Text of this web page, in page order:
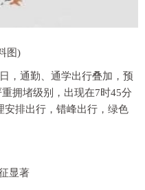
图)
，通勤、通学出行叠加，预
拥堵级别，出现在7时45分
安排出行，错峰出行，绿色
显著